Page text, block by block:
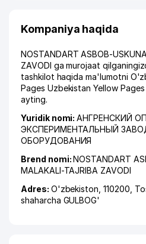
Kompaniya haqida
NOSTANDART ASBOB-
ZAVODI ga murojaat
tashkilot haqida ma'lumotni
Pages Uzbekistan Yellow
ayting.
Yuridik nomi:АНГРЕНСКИЙ
ЭКСПЕРИМЕНТАЛЬНЫЙ
ОБОРУДОВАНИЯ
Brend nomi:NOSTANDART
MALAKALI-TAJRIBA ZAVODI
Adres: O'zbekiston, 110200,
shaharcha GULBOG'